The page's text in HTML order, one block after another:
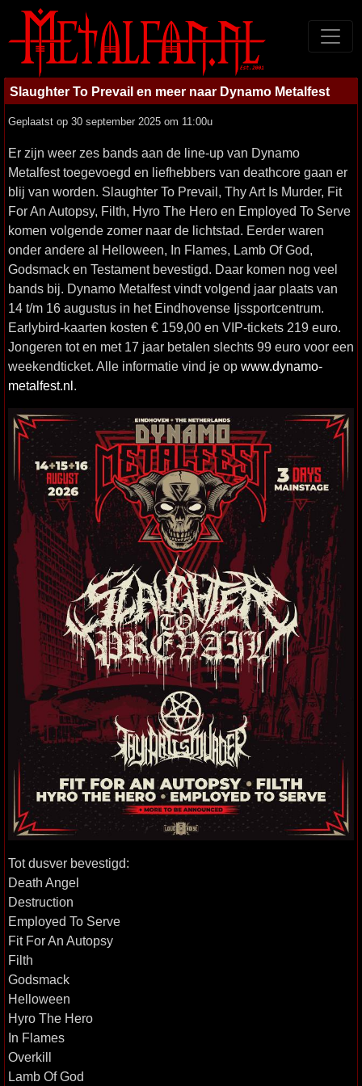
Slaughter To Prevail en meer naar Dynamo Metalfest
Geplaatst op 30 september 2025 om 11:00u
Er zijn weer zes bands aan de line-up van Dynamo
Metalfest toegevoegd en liefhebbers van deathcore gaan er
blij van worden. Slaughter To Prevail, Thy Art Is Murder, Fit
For An Autopsy, Filth, Hyro The Hero en Employed To Serve
komen volgende zomer naar de lichtstad. Eerder waren
onder andere al Helloween, In Flames, Lamb Of God,
Godsmack en Testament bevestigd. Daar komen nog veel
bands bij. Dynamo Metalfest vindt volgend jaar plaats van
14 t/m 16 augustus in het Eindhovense Ijssportcentrum.
Earlybird-kaarten kosten € 159,00 en VIP-tickets 219 euro.
Jongeren tot en met 17 jaar betalen slechts 99 euro voor een
weekendticket. Alle informatie vind je op www.dynamo-
metalfest.nl.
Tot dusver bevestigd:
Death Angel
Destruction
Employed To Serve
Fit For An Autopsy
Filth
Godsmack
Helloween
Hyro The Hero
In Flames
Overkill
Lamb Of God